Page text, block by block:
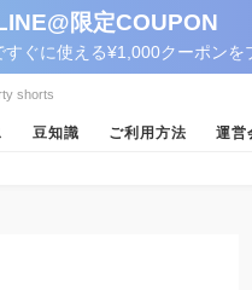
限定COUPON
ぐに使える¥1,000クーポンを
shorts
豆知識 ご利用方法 運営